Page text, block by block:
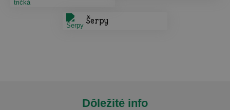
Šerpy
Dôležité info